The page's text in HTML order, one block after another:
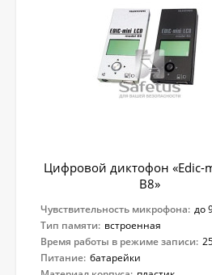
Цифровой диктофон «Edic-
B8»
Чувствительность микрофона: до
Тип памяти: встроенная
Время работы в режиме записи:
Питание: батарейки